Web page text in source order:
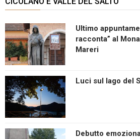
Ultimo
racconta” al
Mareri
Luci sul lago del
Debutto